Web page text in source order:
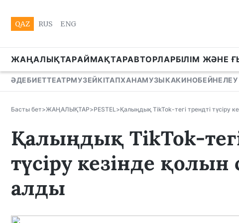
QAZ RUS ENG
ЖАҢАЛЫҚТАРАЙМАҚТАРАВТОРЛАРБІЛІМ ЖӘНЕ
ӘДЕБИЕТТЕАТРМУЗЕЙКІТАПХАНАМУЗЫКАКИНОБЕЙНЕЛЕУ
Басты бет>ЖАҢАЛЫҚТАР>PESTEL>Қалыңдық TikTok-тегі трендті түсіру
Қалыңдық TikTok-
түсіру кезінде
алды